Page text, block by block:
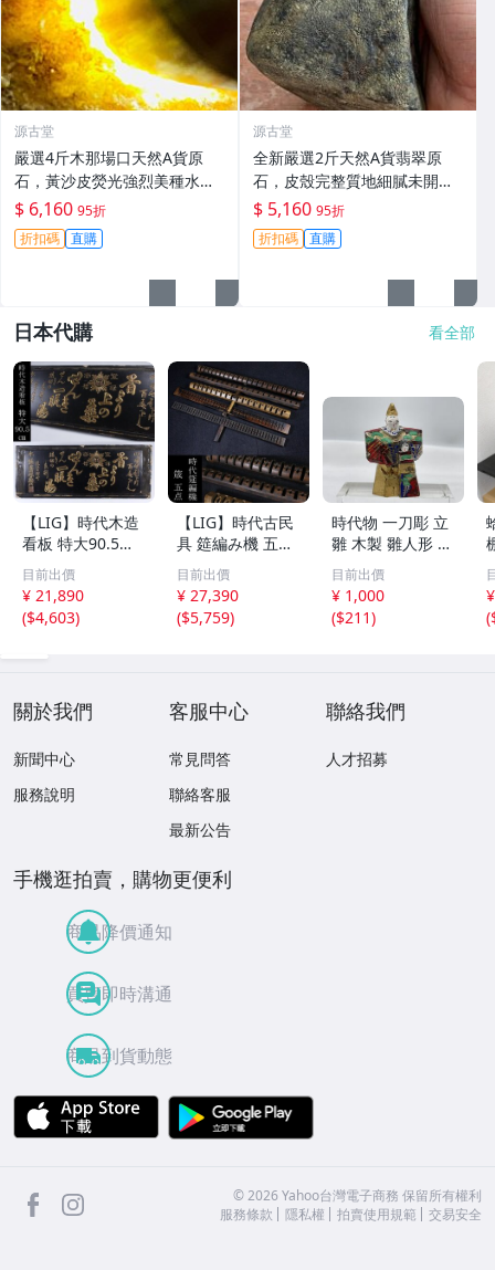
源古堂
嚴選4斤木那場口天然A貨原
石，黃沙皮熒光強烈美種水手
鐲掛件料子，形體規整待工，
支持檢測未動皮殼，沙粒感足
細節私聊。 原石未動 皮殼完整
$ 6,160 95折
折扣碼 直購
源古堂
全新嚴選2斤天然A貨翡翠原
石，皮殼完整質地細膩未開
料，保存良好，適合雕刻優美
手鐲，壓手感人品相佳 天然A
貨翡翠 碧玉 手鐲原料
$ 5,160 95折
折扣碼 直購
日本代購 看全部
【LIG】時代木造
看板 特大90.5㎝
金彩 本舗 高田徳
左衛門 古美術品
2606.676
目前出價
¥ 21,890
($4,603)
【LIG】時代古民
具 筵編み機 五点
むしろ編み 筬 お
さ 農具 古道具 26
04.458
目前出價
¥ 27,390
($5,759)
時代物 一刀彫 立
雛 木製 雛人形 木
彫彩色 小型 2.2×
3.5×H5.7cm ひな
祭り 郷土玩具 木
工芸 置物 木彫人
目前出價
¥ 1,000
($211)
(
關於我們
新聞中心
服務說明
客服中心
常見問答
聯絡客服
最新公告
聯絡我們
人才招募
手機逛拍賣，購物更便利
商品降價通知
買賣即時溝通
商品到貨動態
APP Store
facebook ©2026 Yahoo台灣電子商務 保留所有權利
服務條款
隱私權 拍賣使用規範 交易安全